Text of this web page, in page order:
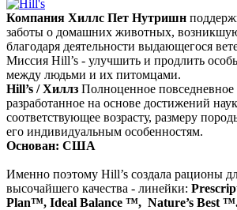
Компания Хиллс Пет Нутришн
заботы о домашних животных,
благодаря деятельности выдающегося
Миссия Hill’s - улучшить и продлить
между людьми и их питомцами.
Hill’s / Хиллз Полноценное повседневное
разработанное на основе достижений
соответствующее возрасту, размеру
его индивидуальным особенностям.
Основан: США
Именно поэтому Hill’s создала рационы
высочайшего качества - линейки:
Plan™, Ideal Balance ™, Nature’s Best